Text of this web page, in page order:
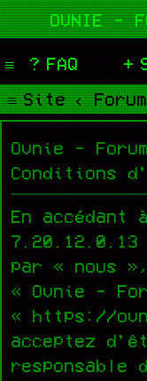
OVNIE -
FAQ
Site Forum
Ovnie -
Conditions
En accédant
par « nous
« Ovnie -
« https://
acceptez
responsable